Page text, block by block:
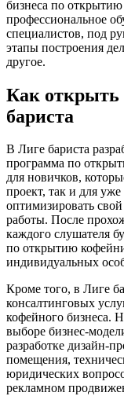
бизнеса по
профессиональное
специалистов, под
этапы построения
другое.
Как открыть
бариста
В Лиге бариста
программа по
для новичков,
проект, так и для
оптимизировать
работы. После
каждого слушателя
по открытию
индивидуальных
Кроме того, в Лиге
консалтинговых
кофейного бизнеса.
выборе бизнес-
разработке дизайн-
помещения,
юридических
рекламном